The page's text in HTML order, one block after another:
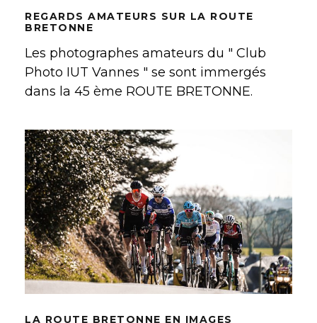
REGARDS AMATEURS SUR LA ROUTE
BRETONNE
Les photographes amateurs du " Club
Photo IUT Vannes " se sont immergés
dans la 45 ème ROUTE BRETONNE.
LA ROUTE BRETONNE EN IMAGES
LA ROUTE BRETONNE EN IMAGES